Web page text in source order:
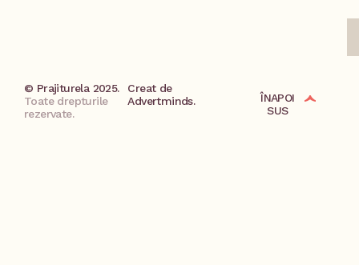
© Prajiturela 2025.
Toate drepturile
rezervate.
Creat de
Advertminds.
ÎNAPOI
SUS